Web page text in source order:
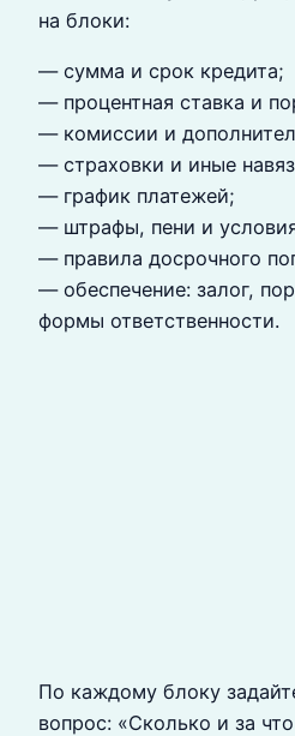
на блоки:
— сумма и срок кредита;
— процентная ставка и
— комиссии и
— страховки и иные
— график платежей;
— штрафы, пени и
— правила досрочного
— обеспечение: залог,
формы ответственности.
По каждому блоку
вопрос: «Сколько и за